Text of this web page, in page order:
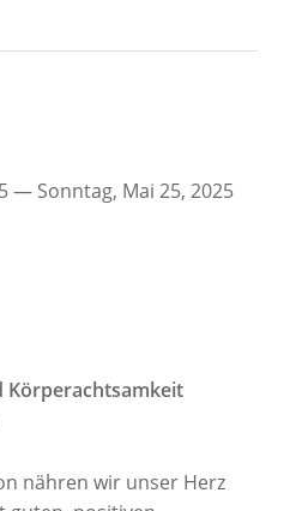
nähren wir unser Herz
— Sonntag, Mai 25, 2025